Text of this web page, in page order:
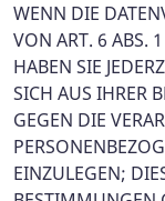
WENN DIE
VON ART. 6 ABS.
HABEN SIE
SICH AUS IHRER
GEGEN DIE
EINZULEGEN;